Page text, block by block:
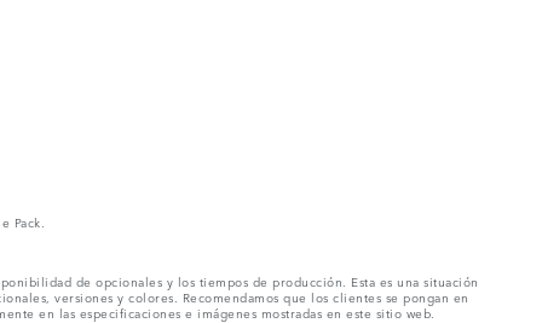
Pack.
de opcionales y los tiempos de producción. Esta es una situación
versiones y colores. Recomendamos que los clientes se pongan en
en las especificaciones e imágenes mostradas en este sitio web.